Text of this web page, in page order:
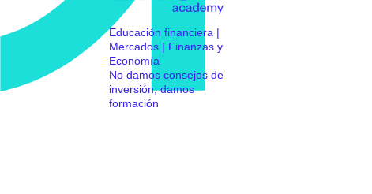
Educación financiera |
Mercados | Finanzas y
Economía
No damos consejos de
inversión, damos
formación